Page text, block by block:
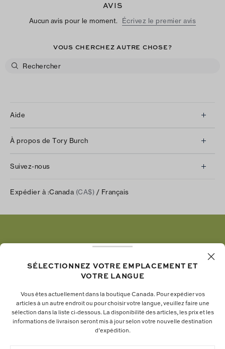
AVIS
Aucun avis pour le moment. Écrivez le premier avis
VOUS CHERCHEZ AUTRE CHOSE?
Aide
Retours et échanges
Expédition et livraison
À propos de Tory Burch
Carrières
Suivez-nous
Facebook
Pinterest
YouTube
Expédier à :Canada (CA$) / Français
La fondation Tory Burch renforce le pouvoir
économique des femmes en soutenant les
entrepreneures qui bâtissent des entreprises
SÉLECTIONNEZ VOTRE EMPLACEMENT ET
VOTRE LANGUE
Vous êtes actuellement dans la boutique Canada. Pour expédier vos
articles à un autre endroit ou pour choisir votre langue, veuillez faire une
sélection dans la liste ci-dessous. La disponibilité des articles, les prix et les
informations de livraison seront mis à jour selon votre nouvelle destination
d’expédition.